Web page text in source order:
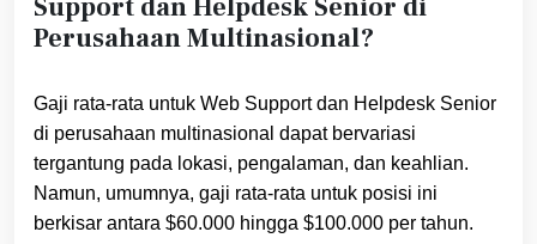
Support dan Helpdesk Senior di
Perusahaan Multinasional?
Gaji rata-rata untuk Web Support dan Helpdesk Senior
di perusahaan multinasional dapat bervariasi
tergantung pada lokasi, pengalaman, dan keahlian.
Namun, umumnya, gaji rata-rata untuk posisi ini
berkisar antara $60.000 hingga $100.000 per tahun.